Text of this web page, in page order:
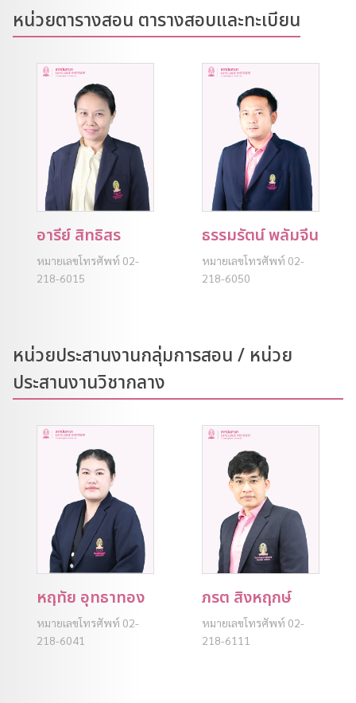
หน่วยตารางสอน ตารางสอบและทะเบียน
อารีย์ สิทธิสร
หมายเลขโทรศัพท์ 02-
218-6015
ธรรมรัตน์ พลัมจีน
หมายเลขโทรศัพท์ 02-
218-6050
หน่วยประสานงานกลุ่มการสอน / หน่วย
ประสานงานวิชากลาง
หฤทัย อุทธาทอง
หมายเลขโทรศัพท์ 02-
218-6041
ภรต สิงหฤกษ์
หมายเลขโทรศัพท์ 02-
218-6111